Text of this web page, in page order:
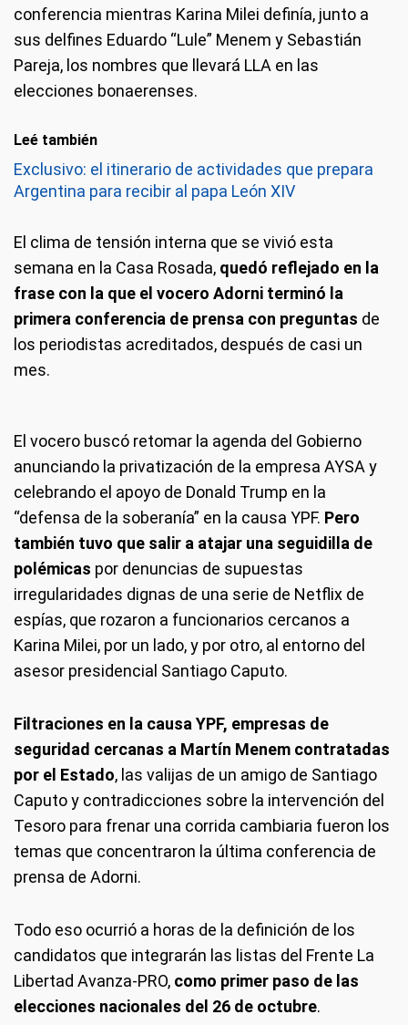
conferencia mientras Karina Milei definía, junto a
sus delfines Eduardo “Lule” Menem y Sebastián
Pareja, los nombres que llevará LLA en las
elecciones bonaerenses.
Leé también
Exclusivo: el itinerario de actividades que prepara
Argentina para recibir al papa León XIV
El clima de tensión interna que se vivió esta
semana en la Casa Rosada, quedó reflejado en la
frase con la que el vocero Adorni terminó la
primera conferencia de prensa con preguntas de
los periodistas acreditados, después de casi un
mes.
El vocero buscó retomar la agenda del Gobierno
anunciando la privatización de la empresa AYSA y
celebrando el apoyo de Donald Trump en la
“defensa de la soberanía” en la causa YPF. Pero
también tuvo que salir a atajar una seguidilla de
polémicas por denuncias de supuestas
irregularidades dignas de una serie de Netflix de
espías, que rozaron a funcionarios cercanos a
Karina Milei, por un lado, y por otro, al entorno del
asesor presidencial Santiago Caputo.
Filtraciones en la causa YPF, empresas de
seguridad cercanas a Martín Menem contratadas
por el Estado, las valijas de un amigo de Santiago
Caputo y contradicciones sobre la intervención del
Tesoro para frenar una corrida cambiaria fueron los
temas que concentraron la última conferencia de
prensa de Adorni.
Todo eso ocurrió a horas de la definición de los
candidatos que integrarán las listas del Frente La
Libertad Avanza-PRO, como primer paso de las
elecciones nacionales del 26 de octubre.